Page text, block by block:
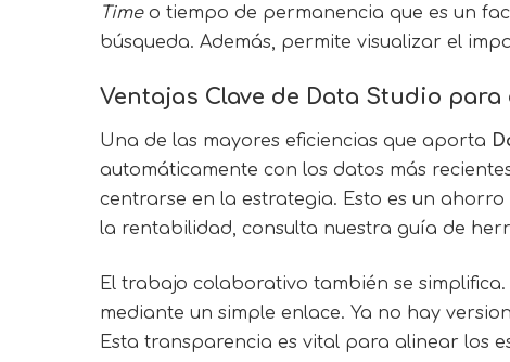
Timeo tiempo de permanencia que es un
búsqueda. Además, permite visualizar el
Ventajas Clave de Data Studio para
Una de las mayores eficiencias que aporta
automáticamente con los datos más
centrarse en la estrategia. Esto es un
la rentabilidad, consulta nuestra guía de
El trabajo colaborativo también se
mediante un simple enlace. Ya no hay
Esta transparencia es vital para alinear los